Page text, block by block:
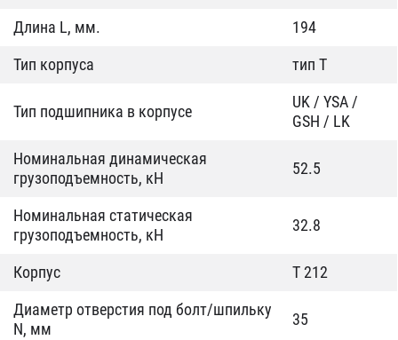
Длина L, мм.
194
Тип корпуса
тип T
Тип подшипника в корпусе
UK / YSA /
GSH / LK
Номинальная динамическая
грузоподъемность, кН
52.5
Номинальная статическая
грузоподъемность, кН
32.8
Корпус
T 212
Диаметр отверстия под болт/шпильку
N, мм
35